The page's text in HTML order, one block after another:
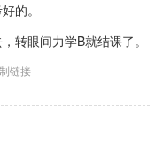
的。
转眼间力学B就结课了。
链接